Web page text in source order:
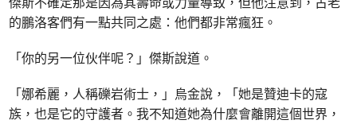
的鵬洛客們有一點共同之處：他們都非常瘋狂。
「你的另一位伙伴呢？」傑斯說道。
「娜希麗，人稱礫岩術士，」烏金說，「她是贊迪卡的寇
族，也是它的守護者。我不知道她為什麼會離開這個世界，